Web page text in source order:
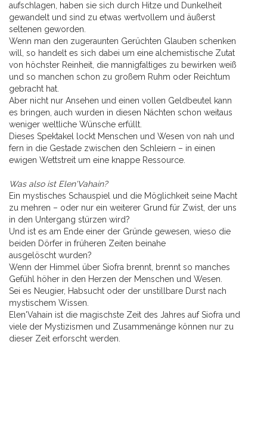
aufschlagen, haben sie sich durch Hitze und Dunkelheit
gewandelt und sind zu etwas wertvollem und äußerst
seltenen geworden.
Wenn man den zugeraunten Gerüchten Glauben schenken
will, so handelt es sich dabei um eine alchemistische Zutat
von höchster Reinheit, die mannigfaltiges zu bewirken weiß
und so manchen schon zu großem Ruhm oder Reichtum
gebracht hat.
Aber nicht nur Ansehen und einen vollen Geldbeutel kann
es bringen, auch wurden in diesen Nächten schon weitaus
weniger weltliche Wünsche erfüllt.
Dieses Spektakel lockt Menschen und Wesen von nah und
fern in die Gestade zwischen den Schleiern – in einen
ewigen Wettstreit um eine knappe Ressource.
Was also ist Elen'Vahain?
Ein mystisches Schauspiel und die Möglichkeit seine Macht
zu mehren – oder nur ein weiterer Grund für Zwist, der uns
in den Untergang stürzen wird?
Und ist es am Ende einer der Gründe gewesen, wieso die
beiden Dörfer in früheren Zeiten beinahe
ausgelöscht wurden?
Wenn der Himmel über Siofra brennt, brennt so manches
Gefühl höher in den Herzen der Menschen und Wesen.
Sei es Neugier, Habsucht oder der unstillbare Durst nach
mystischem Wissen.
Elen'Vahain ist die magischste Zeit des Jahres auf Siofra und
viele der Mystizismen und Zusammenänge können nur zu
dieser Zeit erforscht werden.